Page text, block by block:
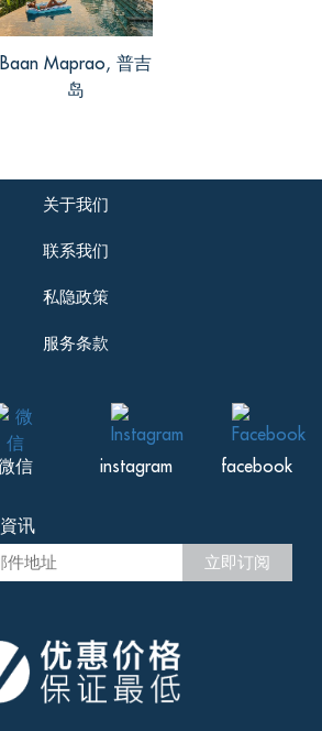
Baan Maprao, 普吉
岛
关于我们
联系我们
私隐政策
服务条款
信 instagram facebook
讯
立即订阅